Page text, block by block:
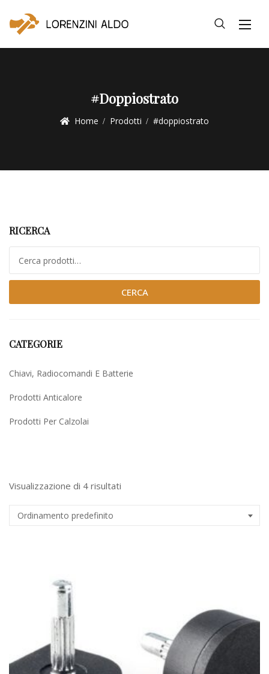
#doppiostrato
Home Prodotti #doppiostrato
RICERCA
CERCA
CATEGORIE
Chiavi, Radiocomandi E Batterie
Prodotti Anticalore
Prodotti Per Calzolai
Visualizzazione di 4 risultati
Ordinamento predefinito